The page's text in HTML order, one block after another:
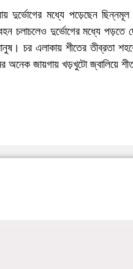
দুর্ভোগের মধ্যে পড়েছেন
চলাচলেও দুর্ভোগের মধ্যে পড়তে
চর এলাকায় শীতের তীব্রতা
অনেক জায়গায় খড়খুটো জ্বালিয়ে